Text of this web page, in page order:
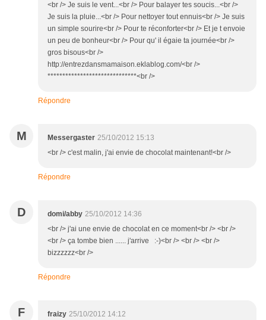
<br /> Je suis le vent...<br /> Pour balayer tes soucis...<br />
Je suis la pluie...<br /> Pour nettoyer tout ennuis<br /> Je suis
un simple sourire<br /> Pour te réconforter<br /> Et je t envoie
un peu de bonheur<br /> Pour qu' il égaie ta journée<br />
gros bisous<br />
http://entrezdansmamaison.eklablog.com/<br />
******************************<br />
Répondre
M Messergaster 25/10/2012 15:13
<br /> c'est malin, j'ai envie de chocolat maintenant!<br />
Répondre
D domi/abby 25/10/2012 14:36
<br /> j'ai une envie de chocolat en ce moment<br /> <br />
<br /> ça tombe bien ...... j'arrive :-)<br /> <br /> <br />
bizzzzzz<br />
Répondre
F fraizy 25/10/2012 14:12